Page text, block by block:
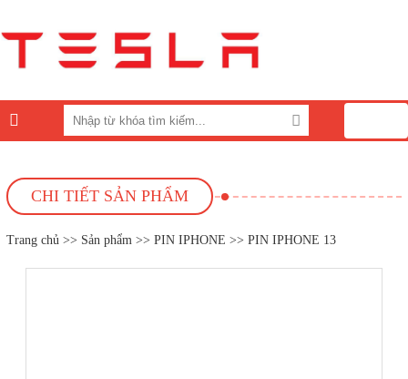
CHI TIẾT SẢN PHẨM
Trang chủ>> Sản phẩm>> PIN IPHONE >> PIN IPHONE 13